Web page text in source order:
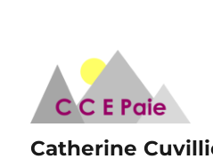
Catherine